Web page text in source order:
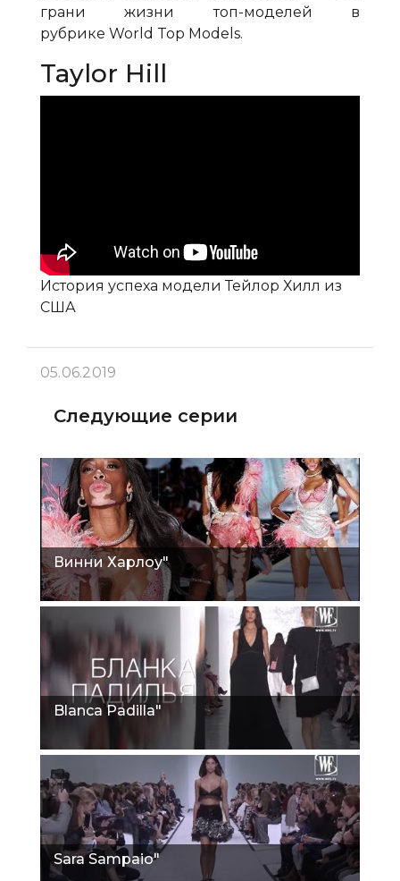
грани жизни топ-моделей в
рубрике World Top Models.
Taylor Hill
История успеха модели Тейлор Хилл из
США
05.06.2019
Следующие серии
Винни Харлоу"
Blanca Padilla"
Sara Sampaio"